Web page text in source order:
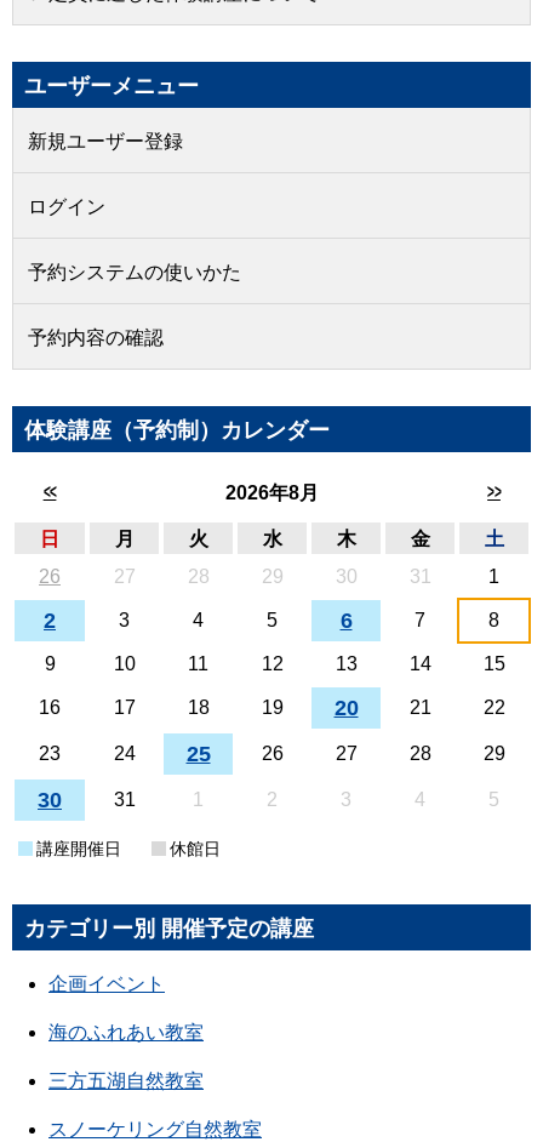
ユーザーメニュー
新規ユーザー登録
ログイン
予約システムの使いかた
予約内容の確認
体験講座（予約制）カレンダー
<< 2026年8月 >>
日 月 火 水 木 金
土
26
27 28 29 30 31 1
2 3 4 5 6 7 8
9 10 11 12 13 14 15
16 17 18 19 20 21 22
23 24 25 26 27 28 29
30 31 1 2 3 4 5
講座開催日 休館日
カテゴリー別 開催予定の講座
企画イベント
海のふれあい教室
三方五湖自然教室
スノーケリング自然教室